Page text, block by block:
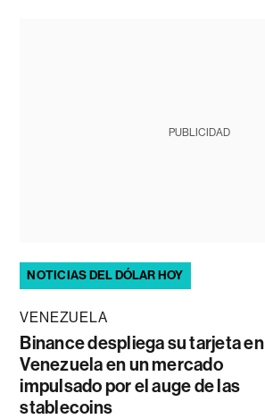
PUBLICIDAD
NOTICIAS DEL DÓLAR HOY
VENEZUELA
Binance despliega su tarjeta en
Venezuela en un mercado
impulsado por el auge de las
stablecoins